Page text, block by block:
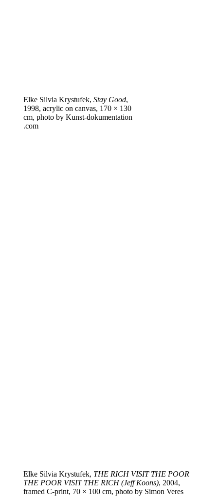
Elke Silvia Krystufek, Stay Good,
1998, acrylic on canvas, 170 × 130
cm, photo by Kun​st​-doku​men​ta​tion​
.com
Elke Silvia Krystufek, THE RICH VISIT THE POOR
THE POOR VISIT THE RICH (Jeff Koons), 2004,
framed C‑print, 70 × 100 cm, photo by Simon Veres